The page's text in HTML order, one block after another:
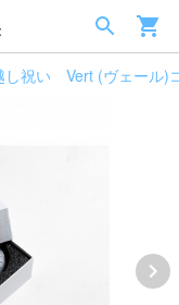
し祝い Vert (ヴェール)